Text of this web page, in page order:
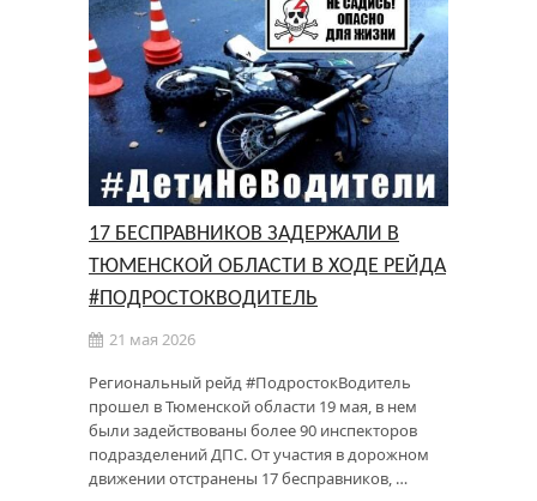
17 БЕСПРАВНИКОВ ЗАДЕРЖАЛИ В
ТЮМЕНСКОЙ ОБЛАСТИ В ХОДЕ РЕЙДА
#ПОДРОСТОКВОДИТЕЛЬ
21 мая 2026
Региональный рейд #ПодростокВодитель
прошел в Тюменской области 19 мая, в нем
были задействованы более 90 инспекторов
подразделений ДПС. От участия в дорожном
движении отстранены 17 бесправников, …